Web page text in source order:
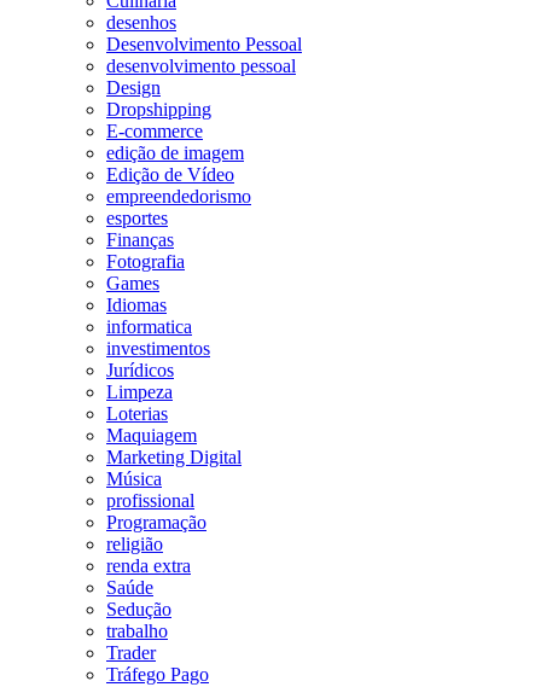
desenhos
Desenvolvimento Pessoal
desenvolvimento pessoal
Design
Dropshipping
E-commerce
edição de imagem
Edição de Vídeo
empreendedorismo
esportes
Finanças
Fotografia
Games
Idiomas
informatica
investimentos
Jurídicos
Limpeza
Loterias
Maquiagem
Marketing Digital
Música
profissional
Programação
religião
renda extra
Saúde
Sedução
trabalho
Trader
Tráfego Pago